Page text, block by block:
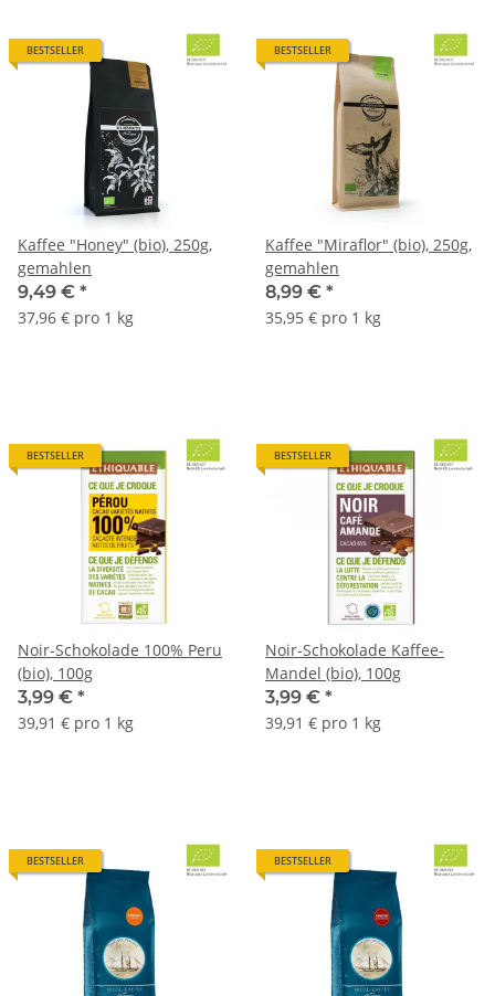
BESTSELLER
Kaffee "Honey" (bio), 250g,
gemahlen
9,49 € *
37,96 € pro 1 kg
BESTSELLER
Kaffee "Miraflor" (bio), 250g,
gemahlen
8,99 € *
35,95 € pro 1 kg
BESTSELLER
Noir-Schokolade 100% Peru
(bio), 100g
3,99 € *
39,91 € pro 1 kg
BESTSELLER
Noir-Schokolade Kaffee-
Mandel (bio), 100g
3,99 € *
39,91 € pro 1 kg
BESTSELLER BESTSELLER